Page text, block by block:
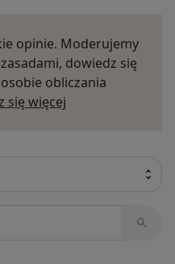
opinie. Moderujemy
dowiedz się
obliczania
się więcej